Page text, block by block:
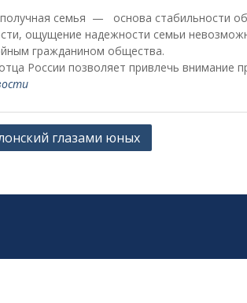
семья — основа стабильности
ощущение надежности семьи
гражданином общества.
России позволяет привлечь внимание
глазами юных